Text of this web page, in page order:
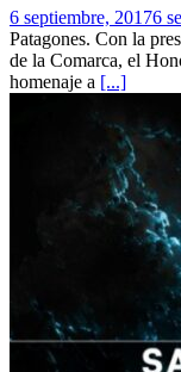
6 septiembre, 20176
Patagones. Con la
de la Comarca, el
homenaje a [...]